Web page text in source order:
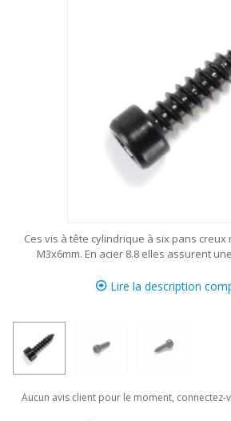
Ces vis à tête cylindrique à six pans
M3x6mm. En acier 8.8 elles assurent
Lire la description
Aucun avis client pour le moment, connectez-